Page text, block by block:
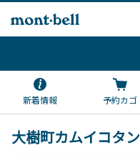
新着情報 予約カゴ
大樹町カムイコタ